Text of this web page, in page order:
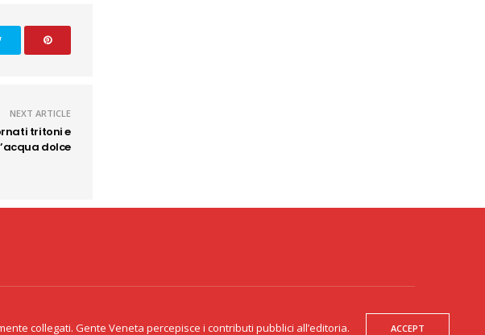
NEXT ARTICLE
tritoni e
dolce
eventualmente collegati. Gente Veneta percepisce i contributi pubblici all’editoria.
collegati. Gente Veneta percepisce i contributi pubblici all’editoria. ACCEPT